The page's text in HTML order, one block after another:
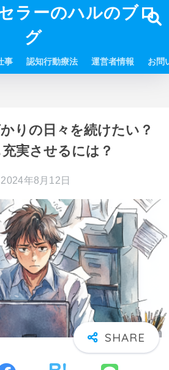
ラーのハルのブロ
グ
事 認知行動療法 運営者情報 お問
かりの日々を続けたい？
実させるには？
2024年8月12日